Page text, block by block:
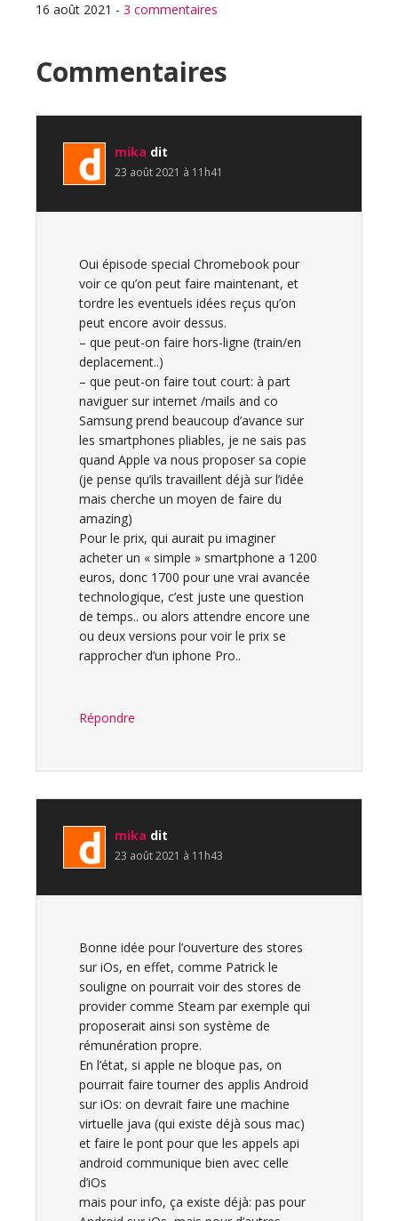
16 août 2021 - 3 commentaires
Interactions
du
lecteur
Commentaires
mika dit
23 août 2021 à 11h41
Oui épisode special Chromebook pour
voir ce qu’on peut faire maintenant, et
tordre les eventuels idées reçus qu’on
peut encore avoir dessus.
– que peut-on faire hors-ligne (train/en
deplacement..)
– que peut-on faire tout court: à part
naviguer sur internet /mails and co
Samsung prend beaucoup d’avance sur
les smartphones pliables, je ne sais pas
quand Apple va nous proposer sa copie
(je pense qu’ils travaillent déjà sur l’idée
mais cherche un moyen de faire du
amazing)
Pour le prix, qui aurait pu imaginer
acheter un « simple » smartphone a 1200
euros, donc 1700 pour une vrai avancée
technologique, c’est juste une question
de temps.. ou alors attendre encore une
ou deux versions pour voir le prix se
rapprocher d’un iphone Pro..
Répondre
mika dit
23 août 2021 à 11h43
Bonne idée pour l’ouverture des stores
sur iOs, en effet, comme Patrick le
souligne on pourrait voir des stores de
provider comme Steam par exemple qui
proposerait ainsi son système de
rémunération propre.
En l’état, si apple ne bloque pas, on
pourrait faire tourner des applis Android
sur iOs: on devrait faire une machine
virtuelle java (qui existe déjà sous mac)
et faire le pont pour que les appels api
android communique bien avec celle
d’iOs
mais pour info, ça existe déjà: pas pour